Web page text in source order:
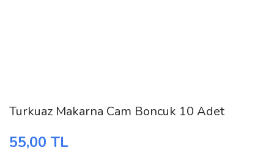
Turkuaz Makarna Cam Boncuk 10 Adet
55,00 TL